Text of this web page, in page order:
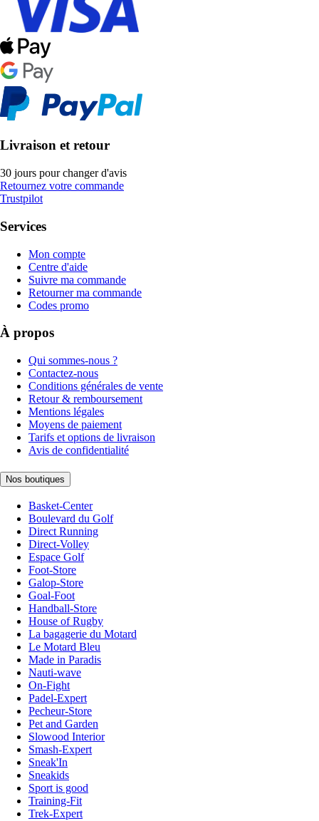
Livraison et retour
30 jours pour changer d'avis
Retournez votre commande
Trustpilot
Services
Mon compte
Centre d'aide
Suivre ma commande
Retourner ma commande
Codes promo
À propos
Qui sommes-nous ?
Contactez-nous
Conditions générales de vente
Retour & remboursement
Mentions légales
Moyens de paiement
Tarifs et options de livraison
Avis de confidentialité
Nos boutiques
Basket-Center
Boulevard du Golf
Direct Running
Direct-Volley
Espace Golf
Foot-Store
Galop-Store
Goal-Foot
Handball-Store
House of Rugby
La bagagerie du Motard
Le Motard Bleu
Made in Paradis
Nauti-wave
On-Fight
Padel-Expert
Pecheur-Store
Pet and Garden
Slowood Interior
Smash-Expert
Sneak'In
Sneakids
Sport is good
Training-Fit
Trek-Expert